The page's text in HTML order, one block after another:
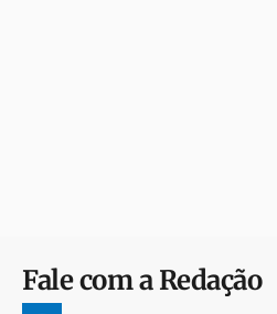
Fale com a Redação